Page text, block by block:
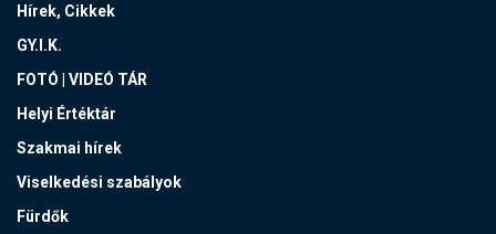
Hírek, Cikkek
GY.I.K.
FOTÓ | VIDEÓ TÁR
Helyi Értéktár
Szakmai hírek
Viselkedési szabályok
Fürdők